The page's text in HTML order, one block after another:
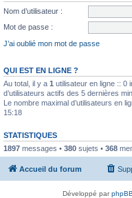
Nom d’utilisateur :
Mot de passe :
J’ai oublié mon mot de passe
QUI EST EN LIGNE ?
Au total, il y a 1 utilisateur en ligne :: 0
d’utilisateurs actifs des 5 dernières
Le nombre maximal d’utilisateurs en
15:18
STATISTIQUES
1897 messages • 380 sujets • 368
Accueil du forum
Développé parphpBB